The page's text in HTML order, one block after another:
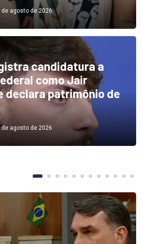
de agosto de 2026
candidatura a
como Jair
declara patrimônio de
de agosto de 2026